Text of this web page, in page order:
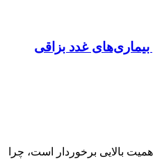
غدد بزاقی
بالایی برخوردار است، چرا